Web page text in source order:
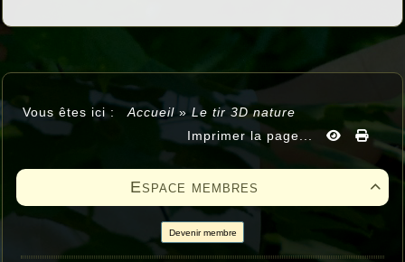
Vous êtes ici : Accueil » Le tir 3D nature
Imprimer la page...

Espace membres
Devenir membre